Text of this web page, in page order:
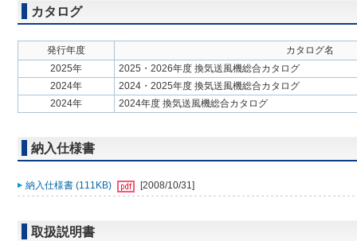
カタログ
発行年度
カタログ名
2025年
2025・2026年度 換気送風機総合カタログ
2024年
2024・2025年度 換気送風機総合カタログ
2024年
2024年度 換気送風機総合カタログ
納入仕様書
納入仕様書 (111KB) [2008/10/31]
取扱説明書